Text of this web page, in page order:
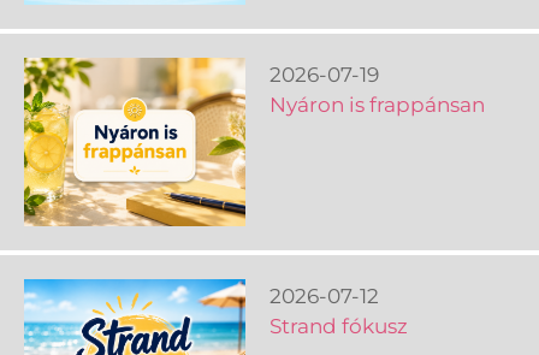
2026-07-19
Nyáron is frappánsan
2026-07-12
Strand fókusz